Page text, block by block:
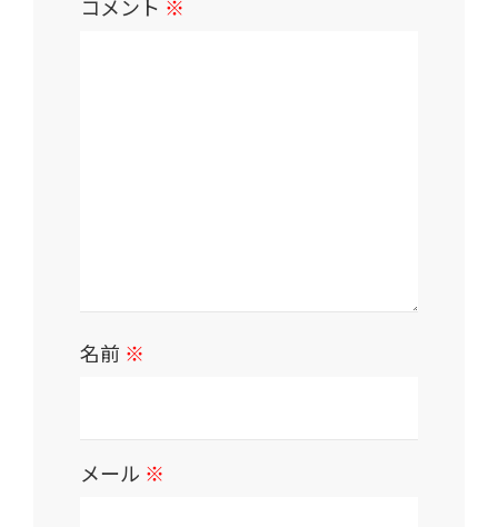
コメント ※
名前 ※
メール ※